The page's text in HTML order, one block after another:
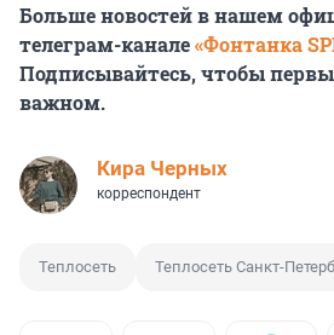
Больше новостей в нашем
телеграм-канале«Фонтанка
Подписывайтесь, чтобы
важном.
Кира Черных
корреспондент
Теплосеть Теплосеть Санкт-